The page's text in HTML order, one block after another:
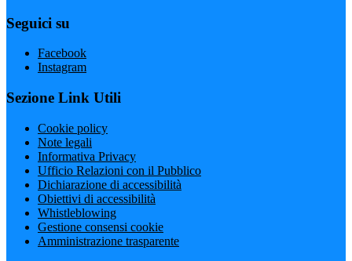
Seguici su
Facebook
Instagram
Sezione Link Utili
Cookie policy
Note legali
Informativa Privacy
Ufficio Relazioni con il Pubblico
Dichiarazione di accessibilità
Obiettivi di accessibilità
Whistleblowing
Gestione consensi cookie
Amministrazione trasparente